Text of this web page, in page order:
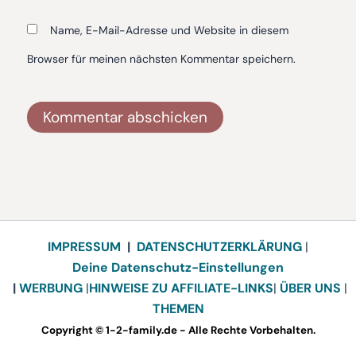
Name, E-Mail-Adresse und Website in diesem
Browser für meinen nächsten Kommentar speichern.
IMPRESSUM | DATENSCHUTZERKLÄRUNG |
Deine Datenschutz-Einstellungen
|WERBUNG |HINWEISE ZU AFFILIATE-LINKS| ÜBER UNS |
THEMEN
Copyright © 1-2-family.de - Alle Rechte Vorbehalten.